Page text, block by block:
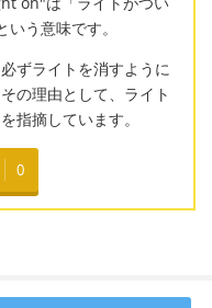
う意味です。
ずライトを消すように
の理由として、ライト
指摘しています。
0